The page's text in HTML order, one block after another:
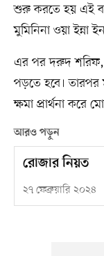
শুরু করতে হয় এই
মুমিনিনা ওয়া ইন্না
এর পর দরুদ শরিফ,
পড়তে হবে। তারপর
ক্ষমা প্রার্থনা করে
আরও পড়ুন
রোজার নিয়ত
২৭ ফেব্রুয়ারি ২০২৪